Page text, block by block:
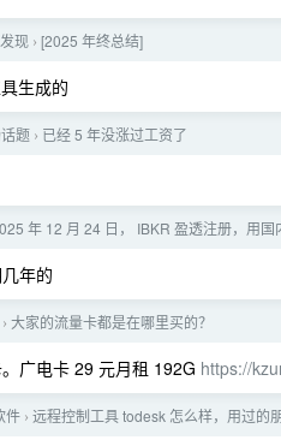
现 › [2025 年终总结]
生成的
题 › 已经 5 年没涨过工资了
年 12 月 24 日， IBKR 盈透注册，用
年的
› 大家的流量卡都是在哪里买的？
广电卡 29 元月租 192G https://
件 › 远程控制工具 todesk 怎么样，用过的